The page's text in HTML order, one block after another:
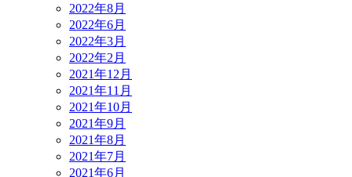
2022年8月
2022年6月
2022年3月
2022年2月
2021年12月
2021年11月
2021年10月
2021年9月
2021年8月
2021年7月
2021年6月